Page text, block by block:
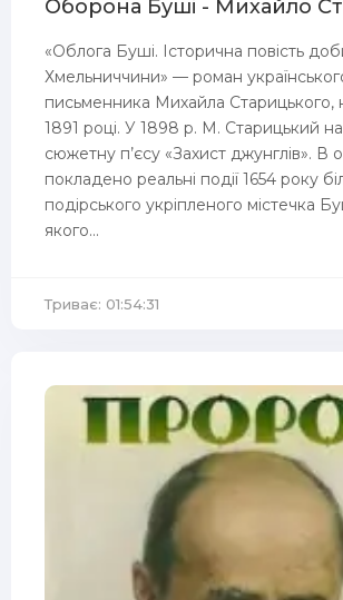
Оборона Буші - Михайло
«Облога Буші. Історична повість
Хмельниччини» — роман
письменника Михайла Старицького,
1891 році. У 1898 р. М. Старицький
сюжетну п’єсу «Захист джунглів». В
покладено реальні події 1654 року
подірського укріпленого містечка
якого...
Триває: 01:54:31